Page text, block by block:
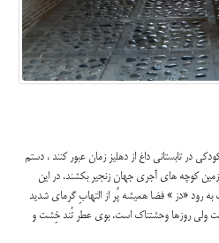
در تابستانی داغ از دهلیز زمان عبور کنند ، دستم
کوچه های آجری جهان زنجیر بکشند. در این
«دز » فضا همیشه پُر از التهابِ گرمای شدید
ولی روزها وحشتناک است. بوی عطر تُند خِشت و